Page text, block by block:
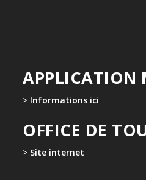
APPLICATION
> Informations ici
OFFICE DE
> Site internet